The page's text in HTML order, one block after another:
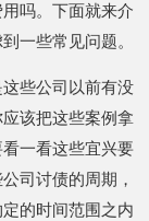
吗。下面就来介
一些常见问题。
些公司以前有没
该把这些案例拿
一看这些宜兴要
司讨债的周期，
的时间范围之内